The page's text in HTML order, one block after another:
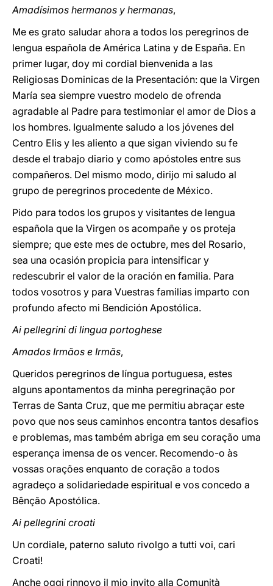
Amadísimos hermanos y hermanas,
Me es grato saludar ahora a todos los peregrinos de
lengua española de América Latina y de España. En
primer lugar, doy mi cordial bienvenida a las
Religiosas Dominicas de la Presentación: que la Virgen
María sea siempre vuestro modelo de ofrenda
agradable al Padre para testimoniar el amor de Dios a
los hombres. Igualmente saludo a los jóvenes del
Centro Elis y les aliento a que sigan viviendo su fe
desde el trabajo diario y como apóstoles entre sus
compañeros. Del mismo modo, dirijo mi saludo al
grupo de peregrinos procedente de México.
Pido para todos los grupos y visitantes de lengua
española que la Virgen os acompañe y os proteja
siempre; que este mes de octubre, mes del Rosario,
sea una ocasión propicia para intensificar y
redescubrir el valor de la oración en familia. Para
todos vosotros y para Vuestras familias imparto con
profundo afecto mi Bendición Apostólica.
Ai pellegrini di lingua portoghese
Amados Irmãos e Irmãs,
Queridos peregrinos de língua portuguesa, estes
alguns apontamentos da minha peregrinação por
Terras de Santa Cruz, que me permitiu abraçar este
povo que nos seus caminhos encontra tantos desafios
e problemas, mas também abriga em seu coração uma
esperança imensa de os vencer. Recomendo-o às
vossas orações enquanto de coração a todos
agradeço a solidariedade espiritual e vos concedo a
Bênção Apostólica.
Ai pellegrini croati
Un cordiale, paterno saluto rivolgo a tutti voi, cari
Croati!
Anche oggi rinnovo il mio invito alla Comunità